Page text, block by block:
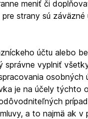
meniť či
strany sú
účtu alebo
správne vyplniť
osobných
je na účely
a to najmä ak